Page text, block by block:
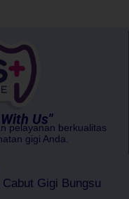
Us"
pelayanan berkualitas
gigi Anda.
Cabut Gigi Bungsu